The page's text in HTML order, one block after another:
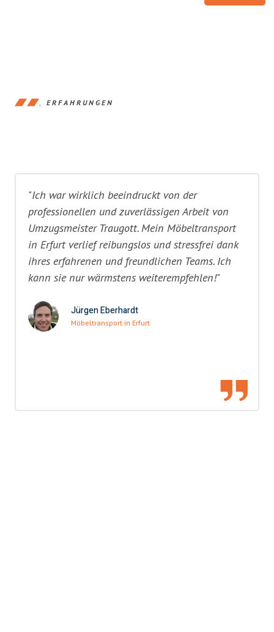
ERFAHRUNGEN
"Ich war wirklich beeindruckt von der
professionellen und zuverlässigen Arbeit von
Umzugsmeister Traugott. Mein Möbeltransport
in Erfurt verlief reibungslos und stressfrei dank
ihres erfahrenen und freundlichen Teams. Ich
kann sie nur wärmstens weiterempfehlen!"
Jürgen Eberhardt
Möbeltransport in Erfurt